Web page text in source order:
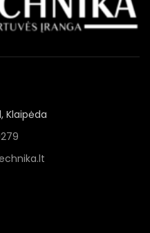
Klaipėda